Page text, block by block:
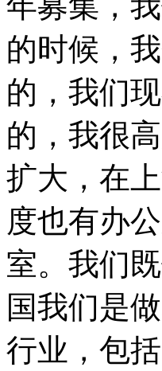
的时候，
的，我们
的，我很
扩大，在
度也有办
室。我们
国我们是
行业，包